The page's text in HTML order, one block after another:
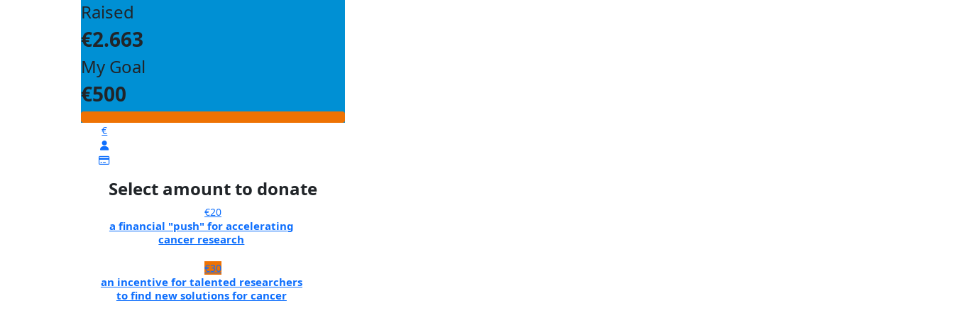
Raised
€2.663
My Goal
€500
€
Select amount to donate
€20
a financial "push" for accelerating
cancer research
€30
an incentive for talented researchers
to find new solutions for cancer